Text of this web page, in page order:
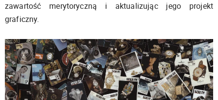
zawartość merytoryczną i aktualizując jego projekt
graficzny.